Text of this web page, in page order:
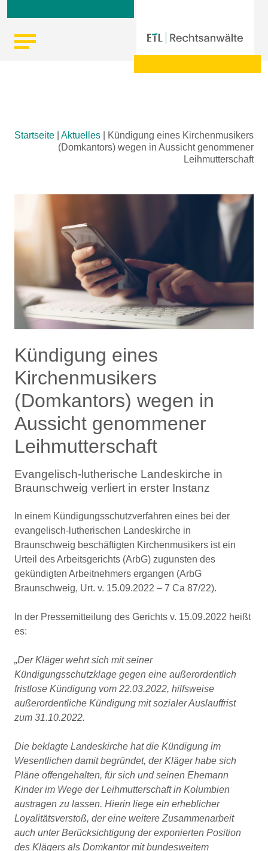
Startseite Aktuelles
Kündigung eines Kirchenmusikers
(Domkantors) wegen in Aussicht genommener
Leihmutterschaft
Kündigung eines
Kirchenmusikers
(Domkantors) wegen in
Aussicht genommener
Leihmutterschaft
Evangelisch-lutherische Landeskirche in
Braunschweig verliert in erster Instanz
In einem Kündigungsschutzverfahren eines bei der
evangelisch-lutherischen Landeskirche in
Braunschweig beschäftigten Kirchenmusikers ist ein
Urteil des Arbeitsgerichts (ArbG) zugunsten des
gekündigten Arbeitnehmers ergangen (ArbG
Braunschweig, Urt. v. 15.09.2022 – 7 Ca 87/22).
In der Pressemitteilung des Gerichts v. 15.09.2022 heißt
es:
„Der Kläger wehrt sich mit seiner
Kündigungsschutzklage gegen eine außerordentlich
fristlose Kündigung vom 22.03.2022, hilfsweise
außerordentliche Kündigung mit sozialer Auslauffrist
zum 31.10.2022.
Die beklagte Landeskirche hat die Kündigung im
Wesentlichen damit begründet, der Kläger habe sich
Pläne offengehalten, für sich und seinen Ehemann
Kinder im Wege der Leihmutterschaft in Kolumbien
austragen zu lassen. Hierin liege ein erheblicher
Loyalitätsverstoß, der eine weitere Zusammenarbeit
auch unter Berücksichtigung der exponierten Position
des Klägers als Domkantor mit bundesweitem